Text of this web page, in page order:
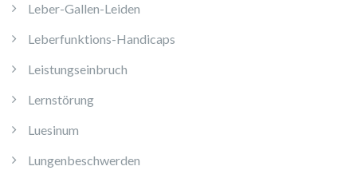
Leber-Gallen-Leiden
Leberfunktions-Handicaps
Leistungseinbruch
Lernstörung
Luesinum
Lungenbeschwerden